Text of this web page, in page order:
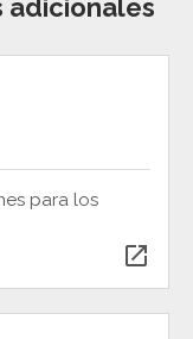
adicionales
para los
open_in_new